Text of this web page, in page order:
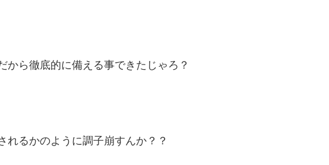
から徹底的に備える事できたじゃろ？
れるかのように調子崩すんか？？